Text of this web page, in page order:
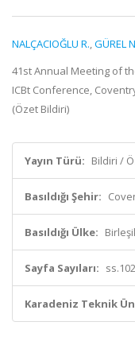
NALÇACIOĞLU R.,GÜREL
41st Annual Meeting of
ICBt Conference,
(Özet Bildiri)
Yayın Türü: Bildiri /
Basıldığı Şehir:
Basıldığı Ülke:
Sayfa Sayıları: ss.102
Karadeniz Teknik